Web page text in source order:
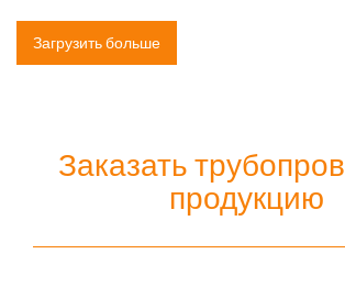
Загрузить больше
Заказать
продукцию